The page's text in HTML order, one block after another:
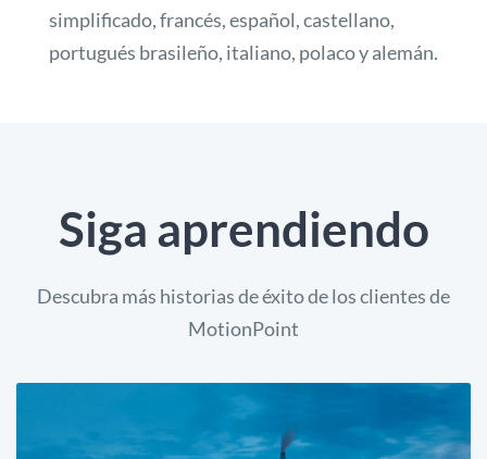
simplificado, francés, español, castellano,
portugués brasileño, italiano, polaco y alemán.
Siga aprendiendo
Descubra más historias de éxito de los clientes de
MotionPoint